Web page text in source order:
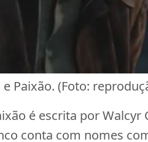
Paixão. (Foto:
é escrita por
conta com nomes